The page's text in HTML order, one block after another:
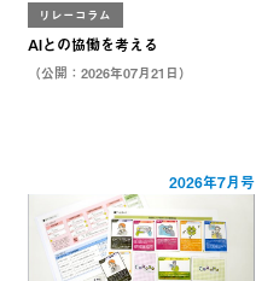
リレーコラム
AIとの協働を考える
（公開：2026年07月21日）
2026年7月号